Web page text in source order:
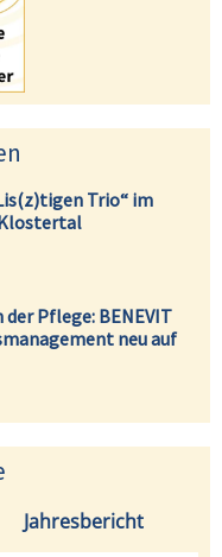
Trio“ im
Klostertal
Pflege: BENEVIT
neu auf
Jahresbericht